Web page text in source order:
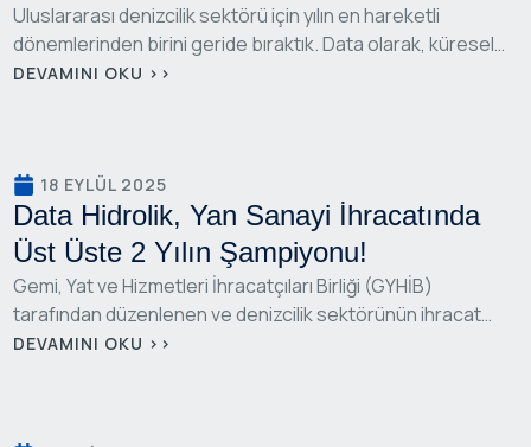
Uluslararası denizcilik sektörü için yılın en hareketli
dönemlerinden birini geride bıraktık. Data olarak, küresel
ölçekteki varlığımızı güçlendirmek ve en yeni mühendislik
DEVAMINI OKU >>
18 EYLÜL 2025
Data Hidrolik, Yan Sanayi İhracatında
Üst Üste 2 Yılın Şampiyonu!
Gemi, Yat ve Hizmetleri İhracatçıları Birliği (GYHİB)
tarafından düzenlenen ve denizcilik sektörünün ihracat
başarılarını ödüllendiren
DEVAMINI OKU >>